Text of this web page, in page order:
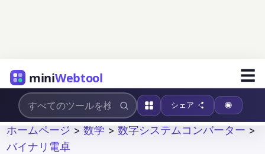
miniWebtool ☰
シェア
ホームページ >数学 >数字システムコンバーター >
バイナリ電卓